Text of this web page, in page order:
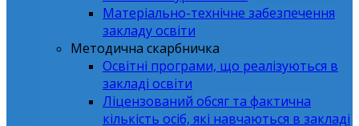
Матеріально-технічне забезпечення
закладу освіти
Методична скарбничка
Освітні програми, що реалізуються в
закладі освіти
Ліцензований обсяг та фактична
кількість осіб, які навчаються в закладі